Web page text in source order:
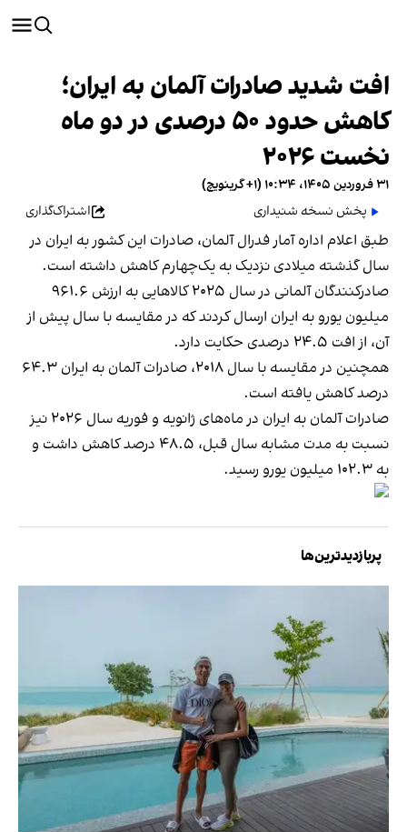
افت شدید صادرات آلمان به ایران؛
کاهش حدود ۵۰ درصدی در دو ماه
نخست ۲۰۲۶
۳۱ فروردین ۱۴۰۵، ۱۰:۳۴ (‎+۱ گرینویچ)
پخش نسخه شنیداری
اشتراک‌گذاری
طبق اعلام اداره آمار فدرال آلمان، صادرات این کشور به ایران در
سال گذشته میلادی نزدیک به یک‌چهارم کاهش داشته است.
صادرکنندگان آلمانی در سال ۲۰۲۵ کالاهایی به ارزش ۹۶۱.۶
میلیون یورو به ایران ارسال کردند که در مقایسه با سال پیش از
آن، از افت ۲۴.۵ درصدی حکایت دارد.
همچنین در مقایسه با سال ۲۰۱۸، صادرات آلمان به ایران ۶۴.۳
درصد کاهش یافته است.
صادرات آلمان به ایران در ماه‌های ژانویه و فوریه سال ۲۰۲۶ نیز
نسبت به مدت مشابه سال قبل، ۴۸.۵ درصد کاهش داشت و
به ۱۰۲.۳ میلیون یورو رسید.
پربازدیدترین‌ها